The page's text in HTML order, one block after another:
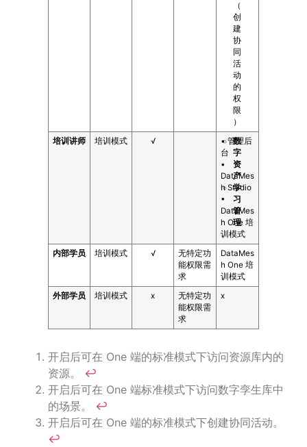
（
创
建
协
同
活
动
的
权
限
）
培训讲师 培训模式 √
数
字
资
产
学
习
管
理
• 管理后
台
•
DataMes
h Studio
•
DataMes
h One 培
训模式
内部学员
培训模式 √
无特定功
能权限需
求
DataMes
h One 培
训模式
外部学员
培训模式 ⅹ
无特定功
能权限需
求
ⅹ
开启后可在 One 端的标准模式下访问资源库内的
资源。 ↩︎
开启后可在 One 端标准模式下访问数字孪生库中
的场景。 ↩︎
开启后可在 One 端的标准模式下创建协同活动。
↩︎